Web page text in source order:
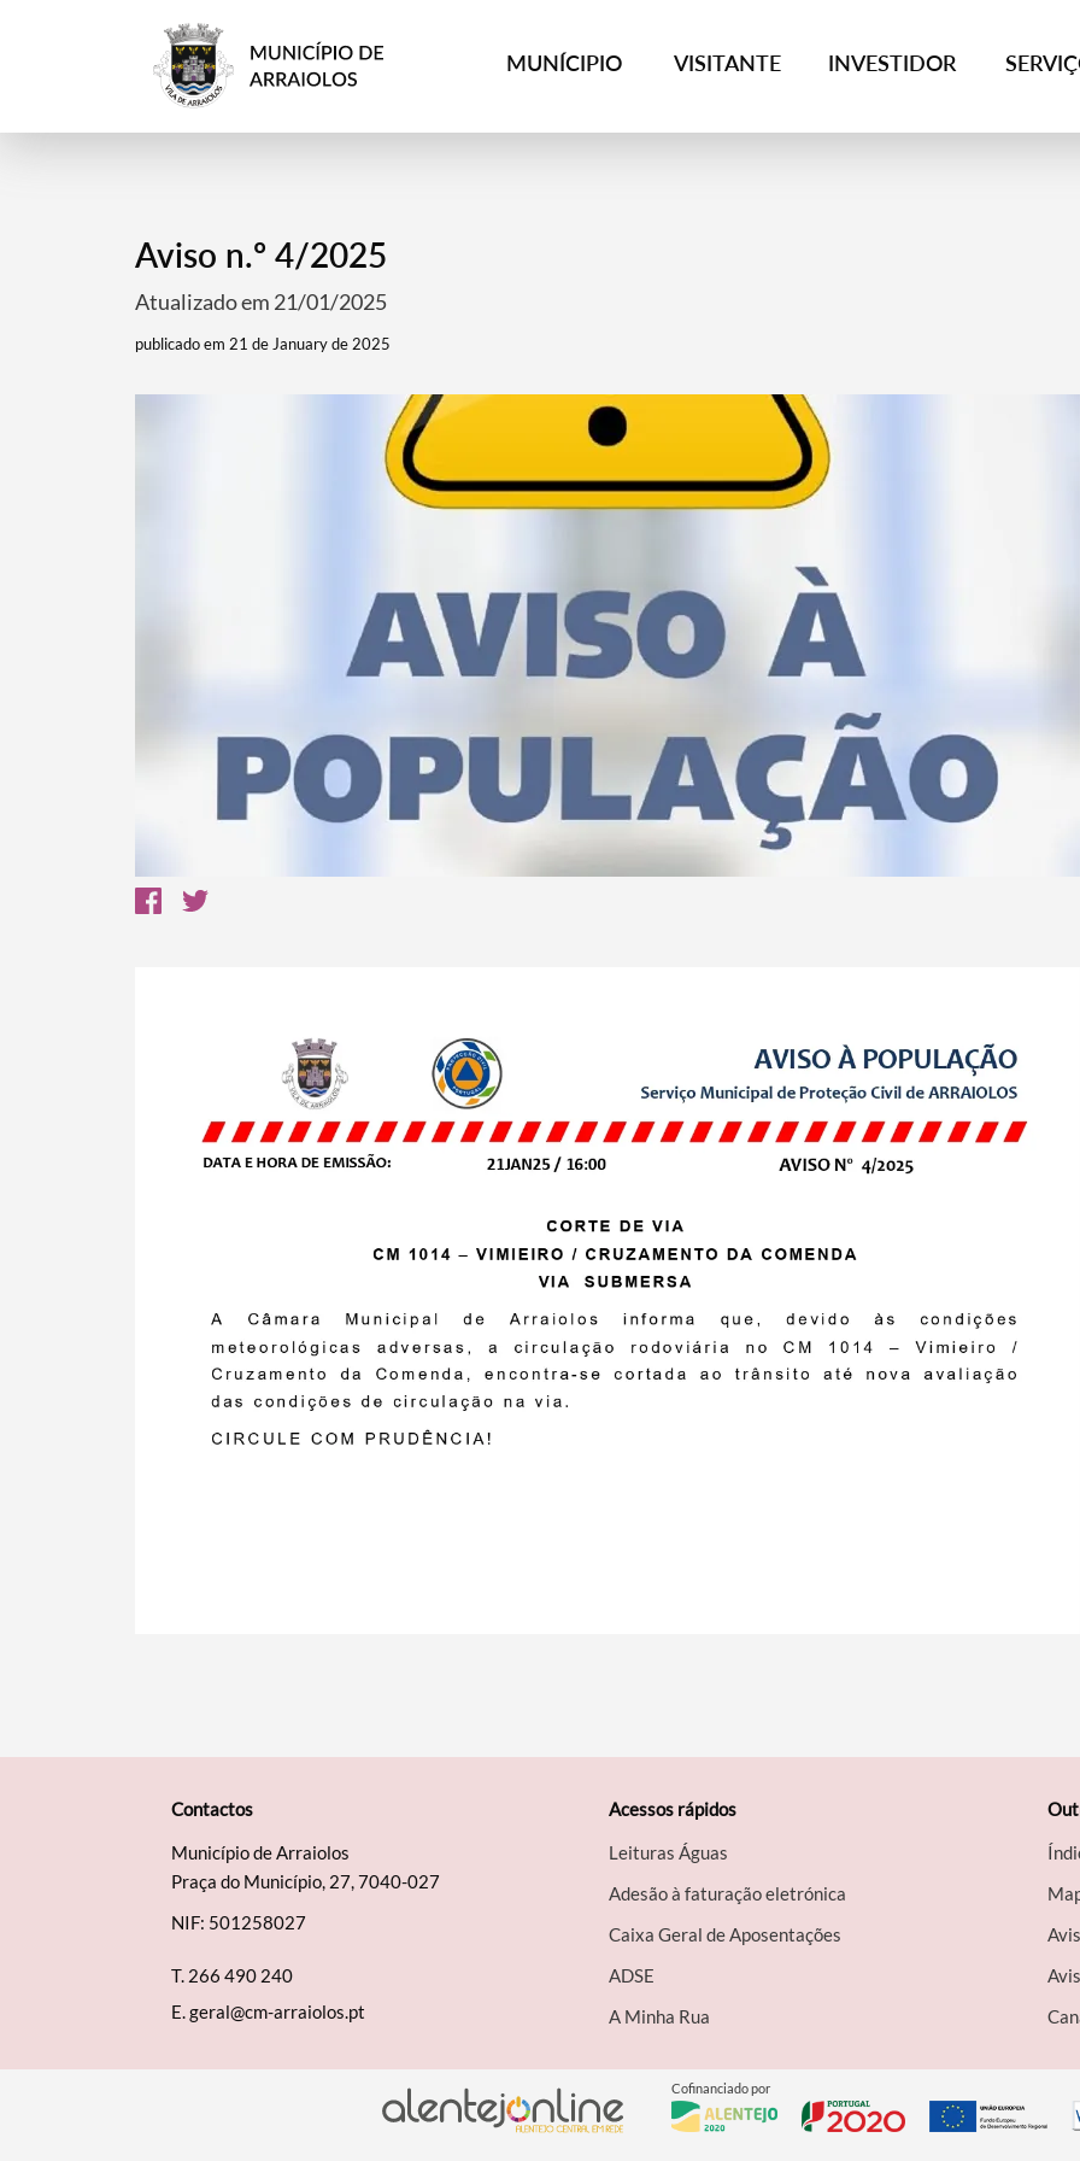
MUNÍCIPIO VISITANTE INVESTIDOR
Categorias gerais
Aviso n.º 4/2025
Atualizado em 21/01/2025
publicado em 21 de January de 2025
Contactos
Município de Arraiolos
Praça do Município, 27, 7040-027
NIF: 501258027
T. 266 490 240
E.geral@cm-arraiolos.pt
Acessos rápidos
Leituras Águas
Adesão à faturação eletrónica
Caixa Geral de Aposentações
A​DSE
A Minha Rua
Cofinanciado por